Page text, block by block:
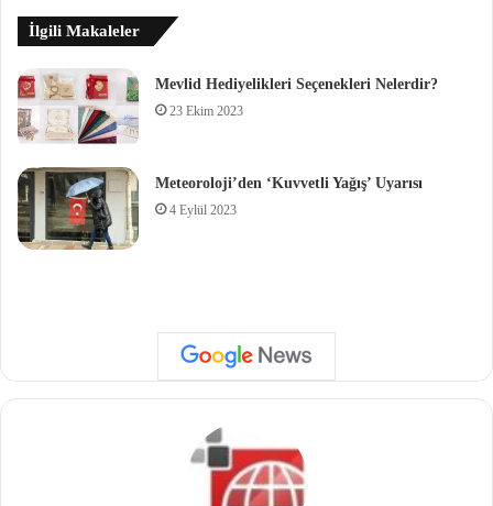
İlgili Makaleler
Mevlid Hediyelikleri Seçenekleri Nelerdir?
23 Ekim 2023
Meteoroloji’den ‘Kuvvetli Yağış’ Uyarısı
4 Eylül 2023